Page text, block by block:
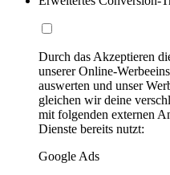
Durch das Akzeptieren
unserer Online-
auswerten und unser
gleichen wir deine
mit folgenden externen
Dienste bereits nutzt:
Google Ads